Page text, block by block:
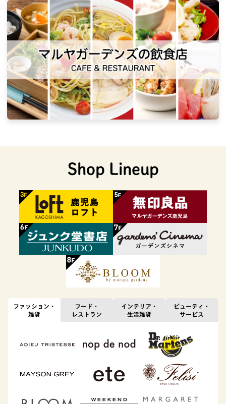
Shop Lineup
ファッション・
雑貨
フード・
レストラン
インテリア・
生活雑貨
ビューティ・
サービス